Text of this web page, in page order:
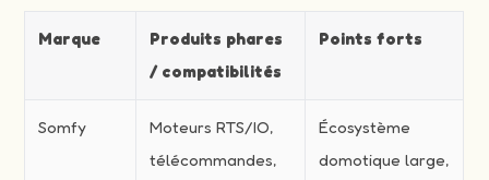
Marque
Produits phares
/ compatibilités
Points forts
Somfy
Moteurs RTS/IO,
télécommandes,
Écosystème
domotique large,